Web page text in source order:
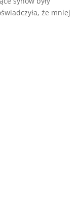
że mniej